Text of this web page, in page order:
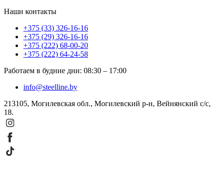
Наши контакты
+375 (33) 326-16-16
+375 (29) 326-16-16
+375 (222) 68-00-20
+375 (222) 64-24-58
Работаем в будние дни: 08:30 – 17:00
info@steelline.by
213105, Могилевская обл., Могилевский р-н, Вейнянский с/с,
18.